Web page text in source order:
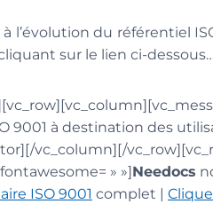
l’évolution du référentiel
sur le lien ci-
9001 à destination des
vc_column][/
» »] Needocs
ISO 9001 complet |